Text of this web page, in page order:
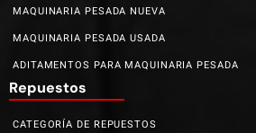
MAQUINARIA PESADA NUEVA
MAQUINARIA PESADA USADA
ADITAMENTOS PARA MAQUINARIA PESADA
Repuestos
CATEGORÍA DE REPUESTOS